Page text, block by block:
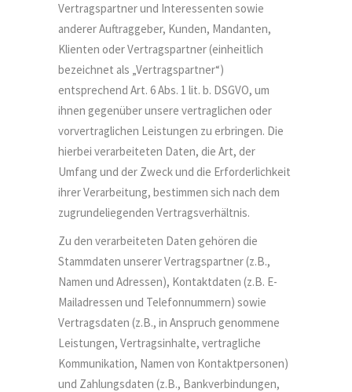
Vertragspartner und Interessenten sowie
anderer Auftraggeber, Kunden, Mandanten,
Klienten oder Vertragspartner (einheitlich
bezeichnet als „Vertragspartner“)
entsprechend Art. 6 Abs. 1 lit. b. DSGVO, um
ihnen gegenüber unsere vertraglichen oder
vorvertraglichen Leistungen zu erbringen. Die
hierbei verarbeiteten Daten, die Art, der
Umfang und der Zweck und die Erforderlichkeit
ihrer Verarbeitung, bestimmen sich nach dem
zugrundeliegenden Vertragsverhältnis.
Zu den verarbeiteten Daten gehören die
Stammdaten unserer Vertragspartner (z.B.,
Namen und Adressen), Kontaktdaten (z.B. E-
Mailadressen und Telefonnummern) sowie
Vertragsdaten (z.B., in Anspruch genommene
Leistungen, Vertragsinhalte, vertragliche
Kommunikation, Namen von Kontaktpersonen)
und Zahlungsdaten (z.B., Bankverbindungen,